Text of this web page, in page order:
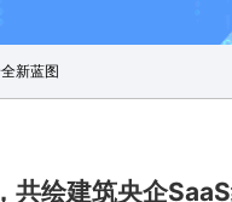
新蓝图
共绘建筑央企